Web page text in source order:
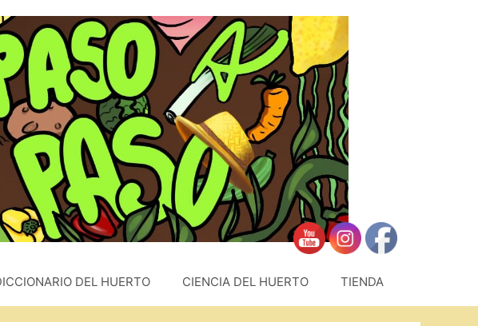
DEL HUERTO CIENCIA DEL HUERTO TIENDA